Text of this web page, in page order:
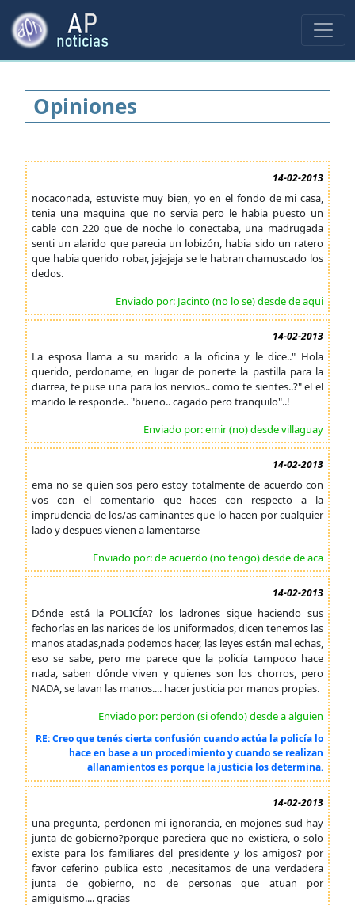
Opiniones
14-02-2013
nocaconada, estuviste muy bien, yo en el fondo de mi casa,
tenia una maquina que no servia pero le habia puesto un
cable con 220 que de noche lo conectaba, una madrugada
senti un alarido que parecia un lobizón, habia sido un ratero
que habia querido robar, jajajaja se le habran chamuscado los
dedos.
Enviado por: Jacinto (no lo se) desde de aqui
14-02-2013
La esposa llama a su marido a la oficina y le dice.." Hola
querido, perdoname, en lugar de ponerte la pastilla para la
diarrea, te puse una para los nervios.. como te sientes..?" el el
marido le responde.. "bueno.. cagado pero tranquilo"..!
Enviado por: emir (no) desde villaguay
14-02-2013
ema no se quien sos pero estoy totalmente de acuerdo con
vos con el comentario que haces con respecto a la
imprudencia de los/as caminantes que lo hacen por cualquier
lado y despues vienen a lamentarse
Enviado por: de acuerdo (no tengo) desde de aca
14-02-2013
Dónde está la POLICÍA? los ladrones sigue haciendo sus
fechorías en las narices de los uniformados, dicen tenemos las
manos atadas,nada podemos hacer, las leyes están mal echas,
eso se sabe, pero me parece que la policía tampoco hace
nada, saben dónde viven y quienes son los chorros, pero
NADA, se lavan las manos.... hacer justicia por manos propias.
Enviado por: perdon (si ofendo) desde a alguien
RE: Creo que tenés cierta confusión cuando actúa la policía lo
hace en base a un procedimiento y cuando se realizan
allanamientos es porque la justicia los determina.
14-02-2013
una pregunta, perdonen mi ignorancia, en mojones sud hay
junta de gobierno?porque pareciera que no existiera, o solo
existe para los familiares del presidente y los amigos? por
favor ceferino publica esto ,necesitamos de una verdadera
junta de gobierno, no de personas que atuan por
amiguismo.... gracias